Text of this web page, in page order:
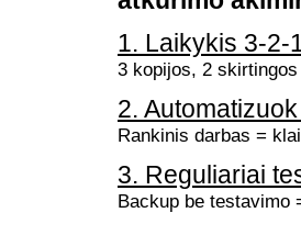
1. Laikykis 3-2-
3 kopijos, 2
2.
Rankinis darbas =
3. Reguliariai
Backup be testavimo